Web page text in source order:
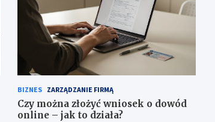
BIZNES ZARZĄDZANIE FIRMĄ
Czy można złożyć wniosek o dowód
online – jak to działa?